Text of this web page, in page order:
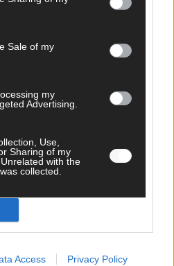
Sale of my
my
Advertising.
Use,
Sharing of my
with the
collected.
Access Privacy Policy